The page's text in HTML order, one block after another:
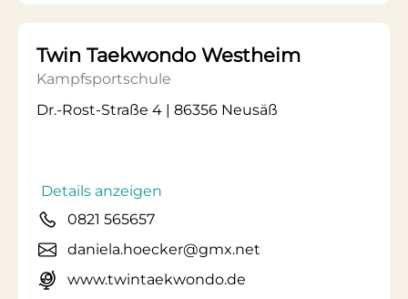
Twin Taekwondo Westheim
Kampfsportschule
Dr.-Rost-Straße 4 | 86356 Neusäß
Details anzeigen
0821 565657
daniela.hoecker@gmx.net
www.twintaekwondo.de